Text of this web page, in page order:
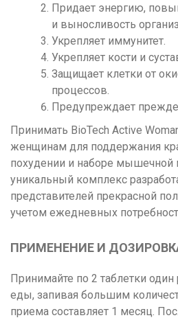
Придает энергию,
и выносливость
Укрепляет иммунитет.
Укрепляет кости и
Защищает клетки от
процессов.
Предупреждает
Принимать BioTech Active
женщинам для поддержания
похудении и наборе мышечной
уникальный комплекс
представителей прекрасной
учетом ежедневных
ПРИМЕНЕНИЕ И
Принимайте по 2 таблетки
еды, запивая большим
приема составляет 1 месяц.